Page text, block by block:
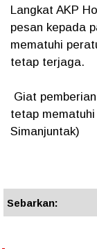
Langkat AKP
pesan kepada
mematuhi
tetap terjaga.
Giat
tetap
Simanjuntak)
Sebarkan: